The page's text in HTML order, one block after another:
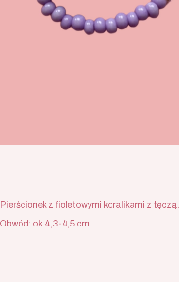
Pierścionek z fioletowymi koralikami z
Obwód: ok.4,3-4,5 cm